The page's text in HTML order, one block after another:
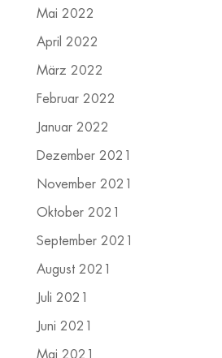
Mai 2022
April 2022
März 2022
Februar 2022
Januar 2022
Dezember 2021
November 2021
Oktober 2021
September 2021
August 2021
Juli 2021
Juni 2021
Mai 2021